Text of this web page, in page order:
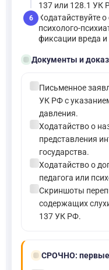
137 или 128.1 УК
6
Ходатайствуйте
психолого-
фиксации вреда и
folder_openДокументы и
Письменное
УК РФ с
давления.
Ходатайство о
представления
государства.
Ходатайство о
педагога или
Скриншоты
содержащих
137 УК РФ.
boltСРОЧНО: